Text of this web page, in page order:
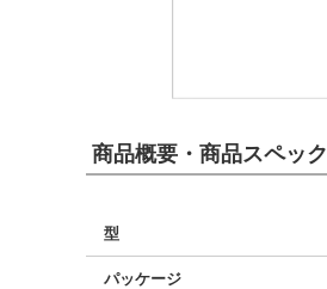
商品概要・商品スペック
型
パッケージ